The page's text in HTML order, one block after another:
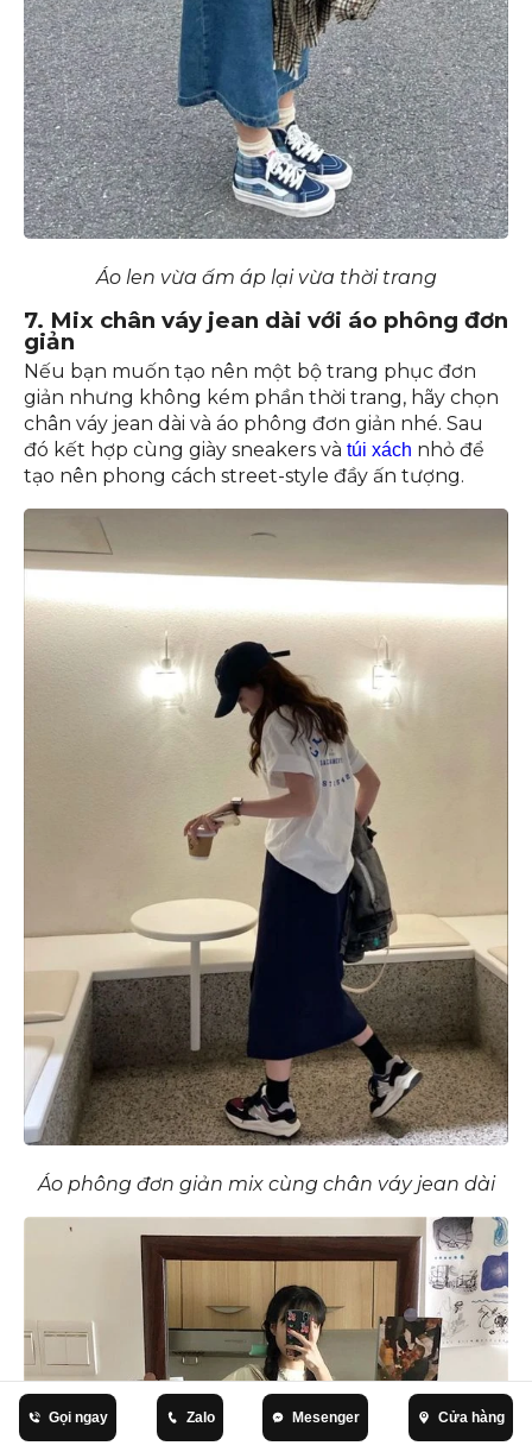
Áo len vừa ấm áp lại vừa thời trang
7. Mix chân váy jean dài với áo phông đơn
giản
Nếu bạn muốn tạo nên một bộ trang phục đơn
giản nhưng không kém phần thời trang, hãy chọn
chân váy jean dài và áo phông đơn giản nhé. Sau
đó kết hợp cùng giày sneakers và túi xách nhỏ để
tạo nên phong cách street-style đầy ấn tượng.
Áo phông đơn giản mix cùng chân váy jean dài
Gọi ngay Zalo Mesenger Cửa hàng